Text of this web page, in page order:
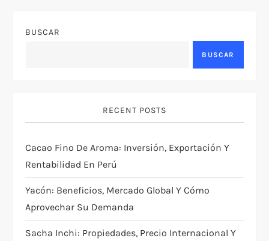
BUSCAR
BUSCAR
RECENT POSTS
Cacao Fino De Aroma: Inversión, Exportación Y
Rentabilidad En Perú
Yacón: Beneficios, Mercado Global Y Cómo
Aprovechar Su Demanda
Sacha Inchi: Propiedades, Precio Internacional Y